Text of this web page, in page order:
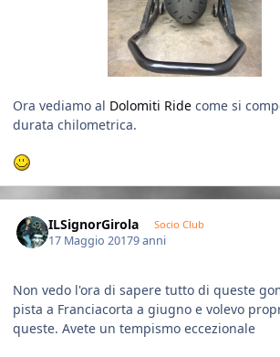
Ora vediamo al Dolomiti Ride come si
durata chilometrica.
ILSignorGirola Socio Club
17 Maggio 20179 anni
Non vedo l'ora di sapere tutto di queste
pista a Franciacorta a giugno e volevo
queste. Avete un tempismo eccezionale